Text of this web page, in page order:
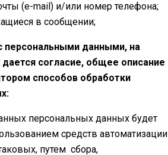
(e-mail) и/или номер телефона;
в сообщении;
персональными данными, на
согласие, общее описание
способов обработки
персональных данных будет
средств автоматизации
путем сбора,